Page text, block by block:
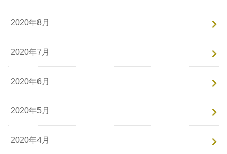
2020年8月
2020年7月
2020年6月
2020年5月
2020年4月